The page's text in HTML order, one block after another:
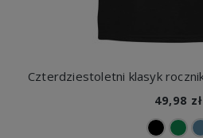
49,98 zł